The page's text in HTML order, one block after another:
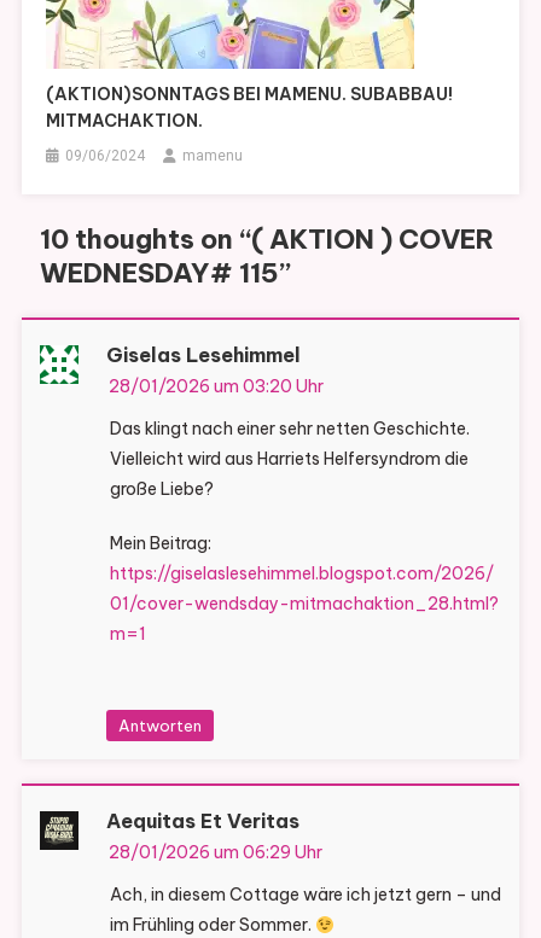
(AKTION)SONNTAGS BEI MAMENU. SUBABBAU!
MITMACHAKTION.
09/06/2024 mamenu
10 thoughts on “( AKTION ) COVER
WEDNESDAY# 115”
Giselas Lesehimmel
28/01/2026 um 03:20 Uhr
Das klingt nach einer sehr netten Geschichte.
Vielleicht wird aus Harriets Helfersyndrom die
große Liebe?
Mein Beitrag:
https://giselaslesehimmel.blogspot.com/2026/
01/cover-wendsday-mitmachaktion_28.html?
m=1
Antworten
Aequitas Et Veritas
28/01/2026 um 06:29 Uhr
Ach, in diesem Cottage wäre ich jetzt gern – und
im Frühling oder Sommer.